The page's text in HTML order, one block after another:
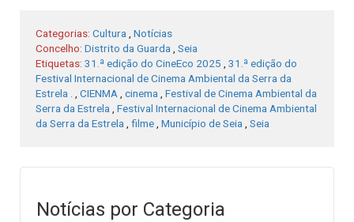
Categorias: Cultura
Notícias
Concelho: Distrito da Guarda
Seia
Etiquetas: 31.ª edição do CineEco 2025
31.ª edição do
Festival Internacional de Cinema Ambiental da Serra da
Estrela .
CIENMA cinema
Festival de Cinema Ambiental da
Serra da Estrela
Festival Internacional de Cinema Ambiental
da Serra da Estrela
filme Município de Seia Seia
Notícias por Categoria